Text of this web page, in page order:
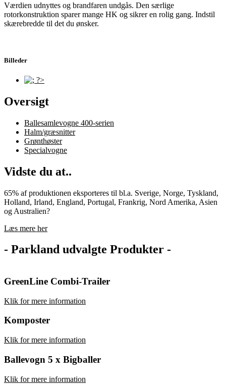
Værdien udnyttes og brandfaren undgås. Den særlige
rotorkonstruktion sparer mange HK og sikrer en rolig gang. Indstil
skærebredde til det du ønsker.
Billeder
Oversigt
Ballesamlevogne 400-serien
Halm/græsnitter
Grønthøster
Specialvogne
Vidste du at..
65% af produktionen eksporteres til bl.a. Sverige, Norge, Tyskland,
Holland, Irland, England, Portugal, Frankrig, Nord Amerika, Asien
og Australien?
Læs mere her
- Parkland udvalgte Produkter -
GreenLine Combi-Trailer
Klik for mere information
Komposter
Klik for mere information
Ballevogn 5 x Bigballer
Klik for mere information